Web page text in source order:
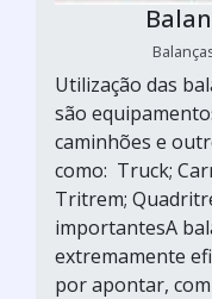
Utilização das
são
caminhões e
como: Truck;
Tritrem;
importantesA
extremamente
por apontar, com